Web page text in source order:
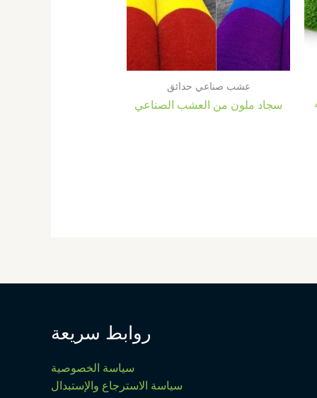
45
عشب صناعي حدائق
سجاد ملون من العشب الصناعي
روابط سريعة
سياسة الخصوصية
سياسة الاسترجاع والإستبدال